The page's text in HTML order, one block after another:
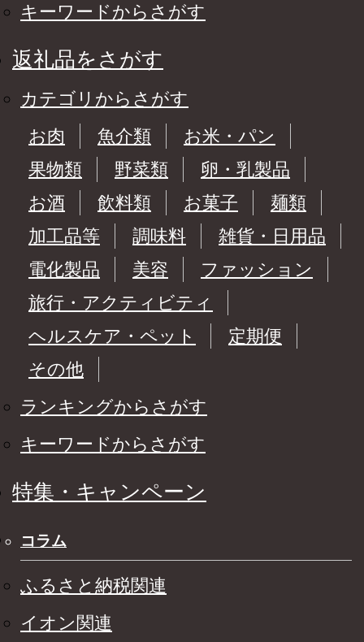
キーワードからさがす
返礼品をさがす
カテゴリからさがす
お肉
魚介類
お米・パン
果物類
野菜類
卵・乳製品
お酒
飲料類 お菓子
麺類
加工品等
調味料
雑貨・日用品
電化製品
美容
ファッション
旅行・アクティビティ
ヘルスケア・ペット
定期便
その他
ランキングからさがす
キーワードからさがす
特集・キャンペーン
コラム
ふるさと納税関連
イオン関連